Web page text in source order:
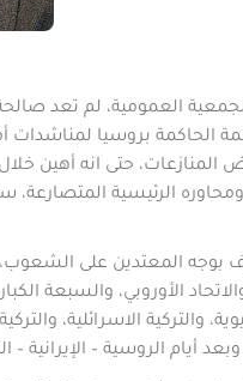
العمومية، لم تعد صالحة
الحاكمة بروسيا لمناشدات
المنازعات، حتى انه أهين
الرئيسية
بوجه المعتدين على
الأوروبي، والسبعة
الاسرائلية،
أيام الروسية – الإيرانية –